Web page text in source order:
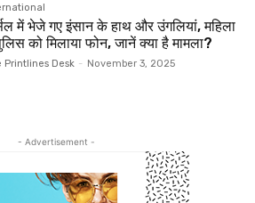
में भेजे गए इंसान के हाथ और उंगलियां, महिला
को मिलाया फोन, जानें क्या है मामला?
Printlines Desk - November 3, 2025
- Advertisement -